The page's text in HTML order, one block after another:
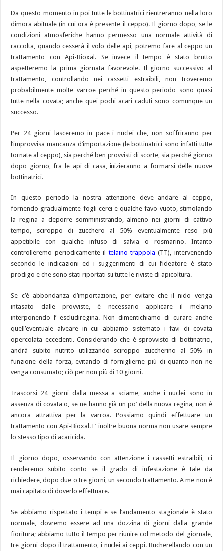
Da questo momento in poi tutte le bottinatrici rientreranno nella loro
dimora abituale (in cui ora è presente il ceppo). Il giorno dopo, se le
condizioni atmosferiche hanno permesso una normale attività di
raccolta, quando cesserà il volo delle api, potremo fare al ceppo un
trattamento con Api-Bioxal. Se invece il tempo è stato brutto
aspetteremo la prima giornata favorevole. Il giorno successivo al
trattamento, controllando nei cassetti estraibili, non troveremo
probabilmente molte varroe perché in questo periodo sono quasi
tutte nella covata; anche quei pochi acari caduti sono comunque un
successo.
Per 24 giorni lasceremo in pace i nuclei che, non soffriranno per
l’improvvisa mancanza d’importazione (le bottinatrici sono infatti tutte
tornate al ceppo), sia perché ben provvisti di scorte, sia perché giorno
dopo giorno, fra le api di casa, inizieranno a formarsi delle nuove
bottinatrici.
In questo periodo la nostra attenzione deve andare al ceppo,
fornendo gradualmente fogli cerei e qualche favo vuoto, stimolando
la regina a deporre somministrando, almeno nei giorni di cattivo
tempo, sciroppo di zucchero al 50% eventualmente reso più
appetibile con qualche infuso di salvia o rosmarino. Intanto
controlleremo periodicamente iltelaino trappola (TT), intervenendo
secondo le indicazioni ed i suggerimenti di cui l’ideatore è stato
prodigo e che sono stati riportati su tutte le riviste di apicoltura.
Se c’è abbondanza d’importazione, per evitare che il nido venga
intasato dalle provviste, è necessario applicare il melario
interponendo l’ escludiregina. Non dimentichiamo di curare anche
quell’eventuale alveare in cui abbiamo sistemato i favi di covata
opercolata eccedenti. Considerando che è sprovvisto di bottinatrici,
andrà subito nutrito utilizzando sciroppo zuccherino al 50% in
funzione della forza, evitando di forniglierne più di quanto non ne
venga consumato; ciò per non più di 10 giorni.
Trascorsi 24 giorni dalla messa a sciame, anche i nuclei sono in
assenza di covata o, se ne hanno già un po’ della nuova regina, non è
ancora attrattiva per la varroa. Possiamo quindi effettuare un
trattamento con Api-Bioxal. E’ inoltre buona norma non usare sempre
lo stesso tipo di acaricida.
Il giorno dopo, osservando con attenzione i cassetti estraibili, ci
renderemo subito conto se il grado di infestazione è tale da
richiedere, dopo due o tre giorni, un secondo trattamento. A me non è
mai capitato di doverlo effettuare.
Se abbiamo rispettato i tempi e se l’andamento stagionale è stato
normale, dovremo essere ad una dozzina di giorni dalla grande
fioritura; abbiamo tutto il tempo per riunire col metodo del giornale,
tre giorni dopo il trattamento, i nuclei ai ceppi. Bucherellando con un